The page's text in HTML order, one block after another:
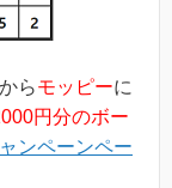
らモッピーに
円分のボー
ンペーンペー